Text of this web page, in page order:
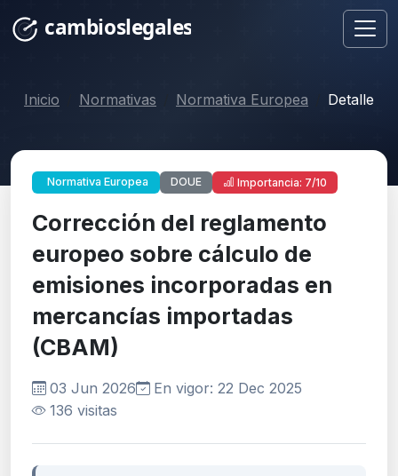
Inicio Normativas Normativa Europea Detalle
Normativa Europea DOUE Importancia: 7/10
Corrección del reglamento
europeo sobre cálculo de
emisiones incorporadas en
mercancías importadas
(CBAM)
03 Jun 2026
En vigor: 22 Dec 2025
136 visitas